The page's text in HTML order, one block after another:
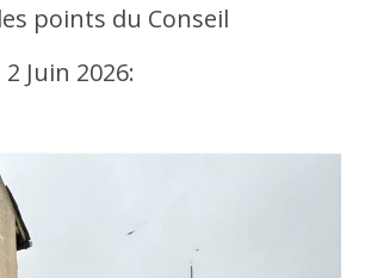
points du Conseil
Juin 2026: